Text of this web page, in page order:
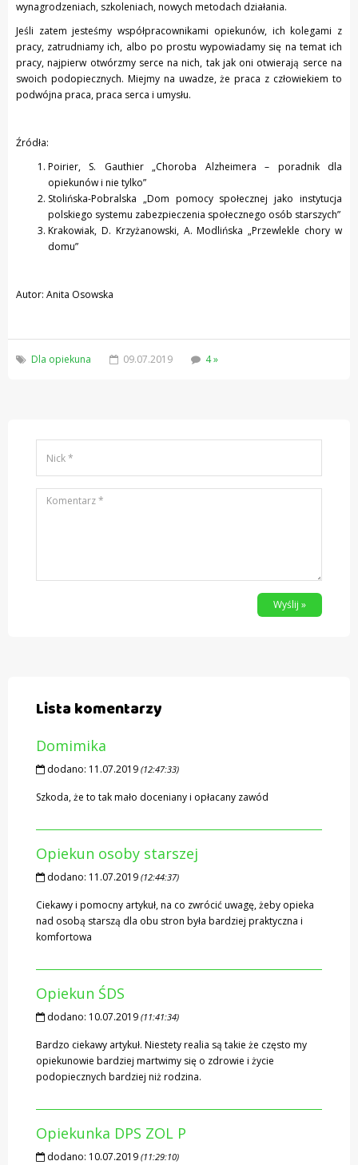
wynagrodzeniach, szkoleniach, nowych metodach działania.
Jeśli zatem jesteśmy współpracownikami opiekunów, ich kolegami z
pracy, zatrudniamy ich, albo po prostu wypowiadamy się na temat ich
pracy, najpierw otwórzmy serce na nich, tak jak oni otwierają serce na
swoich podopiecznych. Miejmy na uwadze, że praca z człowiekiem to
podwójna praca, praca serca i umysłu.
Źródła:
Poirier, S. Gauthier „Choroba Alzheimera – poradnik dla
opiekunów i nie tylko”
Stolińska-Pobralska „Dom pomocy społecznej jako instytucja
polskiego systemu zabezpieczenia społecznego osób starszych”
Krakowiak, D. Krzyżanowski, A. Modlińska „Przewlekle chory w
domu”
Autor: Anita Osowska
Dla opiekuna 09.07.2019 4 »
Wyślij »
Lista komentarzy
Domimika
dodano: 11.07.2019 (12:47:33)
Szkoda, że to tak mało doceniany i opłacany zawód
Opiekun osoby starszej
dodano: 11.07.2019 (12:44:37)
Ciekawy i pomocny artykuł, na co zwrócić uwagę, żeby opieka
nad osobą starszą dla obu stron była bardziej praktyczna i
komfortowa
Opiekun ŚDS
dodano: 10.07.2019 (11:41:34)
Bardzo ciekawy artykuł. Niestety realia są takie że często my
opiekunowie bardziej martwimy się o zdrowie i życie
podopiecznych bardziej niż rodzina.
Opiekunka DPS ZOL P
dodano: 10.07.2019 (11:29:10)